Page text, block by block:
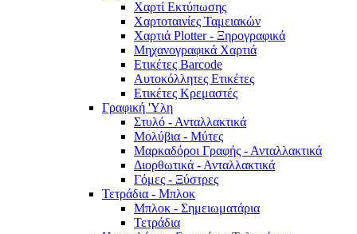
Χαρτί Εκτύπωσης
Χαρτοταινίες Ταμειακών
Χαρτιά Plotter - Ξηρογραφικά
Μηχανογραφικά Χαρτιά
Ετικέτες Barcode
Αυτοκόλλητες Ετικέτες
Ετικέτες Κρεμαστές
Γραφική 'Yλη
Στυλό - Ανταλλακτικά
Μολύβια - Μύτες
Μαρκαδόροι Γραφής - Ανταλλακτικά
Διορθωτικά - Ανταλλακτικά
Γόμες - Ξύστρες
Τετράδια - Μπλοκ
Μπλοκ - Σημειωματάρια
Τετράδια